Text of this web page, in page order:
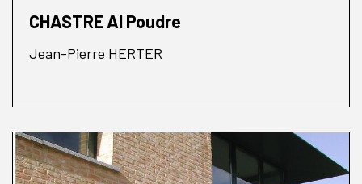
CHASTRE Al Poudre
Jean-Pierre HERTER